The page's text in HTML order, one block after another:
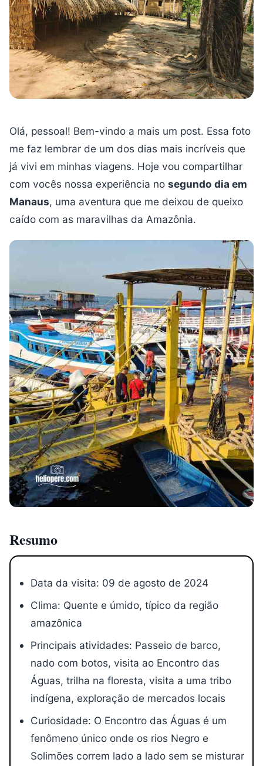
Olá, pessoal! Bem-vindo a mais um post. Essa foto
me faz lembrar de um dos dias mais incríveis que
já vivi em minhas viagens. Hoje vou compartilhar
com vocês nossa experiência no segundo dia em
Manaus, uma aventura que me deixou de queixo
caído com as maravilhas da Amazônia.
Resumo
Data da visita: 09 de agosto de 2024
Clima: Quente e úmido, típico da região
amazônica
Principais atividades: Passeio de barco,
nado com botos, visita ao Encontro das
Águas, trilha na floresta, visita a uma tribo
indígena, exploração de mercados locais
Curiosidade: O Encontro das Águas é um
fenômeno único onde os rios Negro e
Solimões correm lado a lado sem se misturar